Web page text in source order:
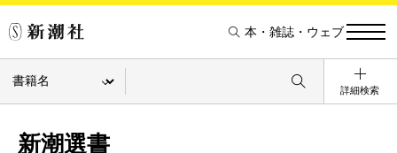
本・雑誌・ウェブ
詳細検索
新潮選書